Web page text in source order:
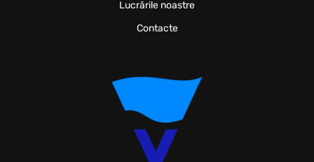
Lucrările noastre
Contacte